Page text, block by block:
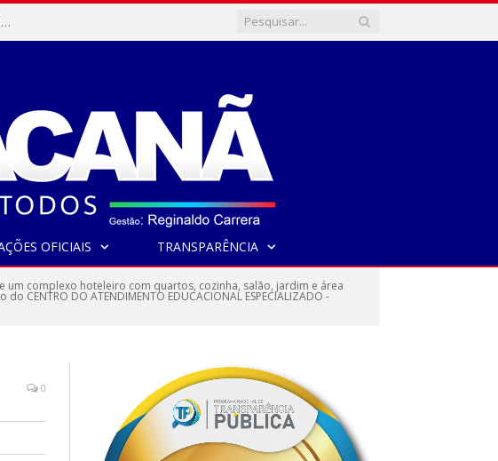
Resex Maracanã avança no processo de gestão e ordenamento do turismo em nossas áreas protegidas.
OFICIAIS TRANSPARÊNCIA
um complexo hoteleiro com quartos, cozinha, salão, jardim e área
DO ATENDIMENTO EDUCACIONAL ESPECIALIZADO -
0